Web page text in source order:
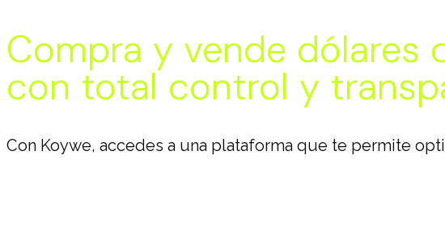
Compra y vende dólares
con total control y
Con Koywe, accedes a una plataforma que te permite